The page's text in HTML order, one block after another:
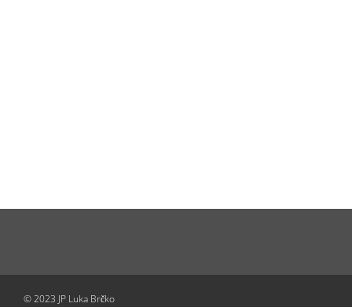
© 2023 JP Luka Brčko